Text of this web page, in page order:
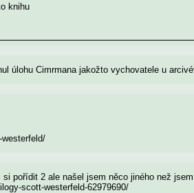
knihu
úlohu Cimrmana jakožto vychovatele u
pořídit 2 ale našel jsem něco jiného než
scott-westerfeld-62979690/